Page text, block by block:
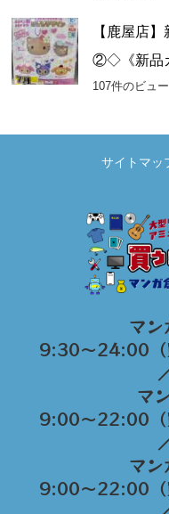
【鹿屋店
②◇《新品
107件のビュー
サイトマッ
マン
9:30～24:00（
マ
9:00～22:00（
マン
9:00〜22:00（